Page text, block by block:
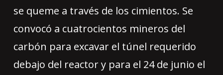
se queme a través de los cimientos. Se
convocó a cuatrocientos mineros del
carbón para excavar el túnel requerido
debajo del reactor y para el 24 de junio el